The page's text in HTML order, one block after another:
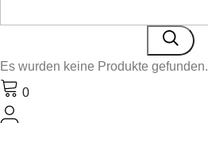
Es wurden keine Produkte gefunden.
0